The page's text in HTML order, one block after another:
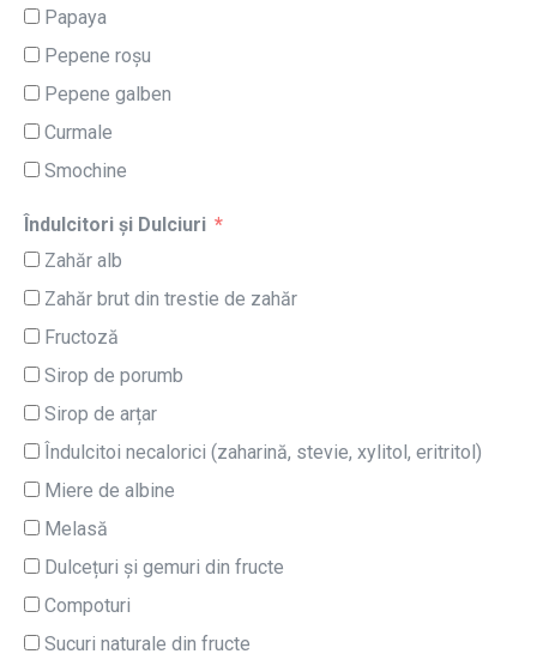
Papaya
Pepene roșu
Pepene galben
Curmale
Smochine
Îndulcitori și Dulciuri
Zahăr alb
Zahăr brut din trestie de zahăr
Fructoză
Sirop de porumb
Sirop de arțar
Îndulcitoi necalorici (zaharină, stevie, xylitol, eritritol)
Miere de albine
Melasă
Dulcețuri și gemuri din fructe
Compoturi
Sucuri naturale din fructe